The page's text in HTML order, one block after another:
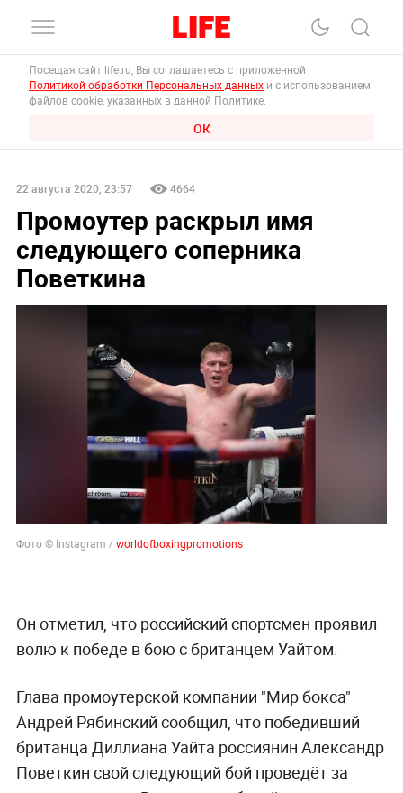
Посещая сайт life.ru, Вы соглашаетесь с приложенной
Политикой обработки Персональных данных и с использованием
файлов cookie, указанных в данной Политике.
ОК
22 августа 2020, 23:57 4664
Промоутер раскрыл имя
следующего соперника
Поветкина
Фото © Instagram /worldofboxingpromotions
Он отметил, что российский спортсмен проявил
волю к победе в бою с британцем Уайтом.
Глава промоутерской компании "Мир бокса"
Андрей Рябинский сообщил, что победивший
британца Диллиана Уайта россиянин Александр
Поветкин свой следующий бой проведёт за